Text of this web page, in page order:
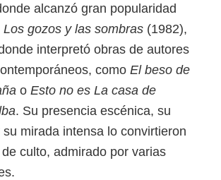
alcanzó gran popularidad
Los gozos y las sombras (1982),
interpretó obras de autores
como El beso de
o Esto no es La casa de
. Su presencia escénica, su
mirada intensa lo convirtieron
culto, admirado por varias